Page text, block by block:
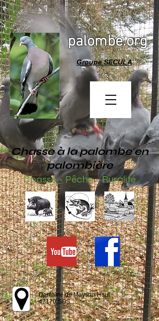
palombe.org
Groupe SECULA
Chasse à la palombe en
palombière
Chasse - Pêche - Ruralité
Domaine de Maysou-Haut
47170 SOS